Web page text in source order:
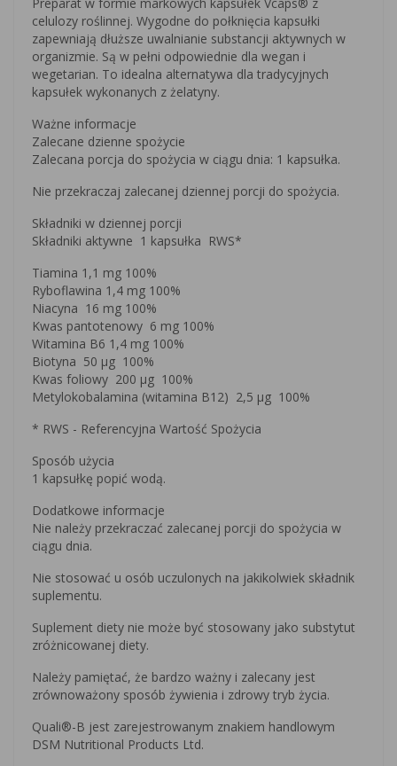
celulozy roślinnej. Wygodne do połknięcia kapsułki
zapewniają dłuższe uwalnianie substancji aktywnych w
organizmie. Są w pełni odpowiednie dla wegan i
wegetarian. To idealna alternatywa dla tradycyjnych
kapsułek wykonanych z żelatyny.
Ważne informacje
Zalecane dzienne spożycie
Zalecana porcja do spożycia w ciągu dnia: 1 kapsułka.
Nie przekraczaj zalecanej dziennej porcji do spożycia.
Składniki w dziennej porcji
Składniki aktywne 1 kapsułka RWS*
Tiamina 1,1 mg 100%
Ryboflawina 1,4 mg 100%
Niacyna 16 mg 100%
Kwas pantotenowy 6 mg 100%
Witamina B6 1,4 mg 100%
Biotyna 50 µg 100%
Kwas foliowy 200 µg 100%
Metylokobalamina (witamina B12) 2,5 µg 100%
* RWS - Referencyjna Wartość Spożycia
Sposób użycia
1 kapsułkę popić wodą.
Dodatkowe informacje
Nie należy przekraczać zalecanej porcji do spożycia w
ciągu dnia.
Nie stosować u osób uczulonych na jakikolwiek składnik
suplementu.
Suplement diety nie może być stosowany jako substytut
zróżnicowanej diety.
Należy pamiętać, że bardzo ważny i zalecany jest
zrównoważony sposób żywienia i zdrowy tryb życia.
Quali®-B jest zarejestrowanym znakiem handlowym
DSM Nutritional Products Ltd.